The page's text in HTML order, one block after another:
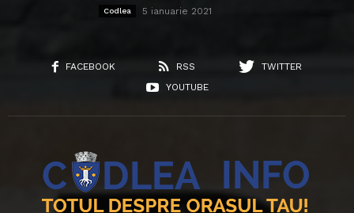
Codlea 5 ianuarie 2021
FACEBOOK RSS
TWITTER
YOUTUBE